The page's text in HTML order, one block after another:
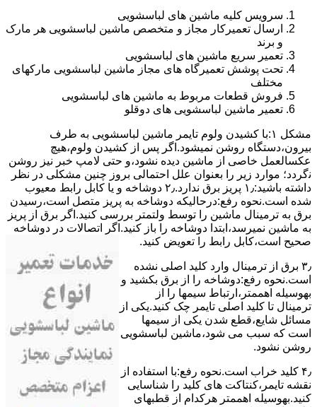
سرویس کلیه ماشین های لباسشویی
ارسال تعمیرکار مجاز و متخصص ماشین لباسشویی هر مارک
و برند
تعمیر سریع ماشین های لباسشویی
تحت پوشش تعمیرگاه های مجاز ماشین لباسشویی مارکهای
مختلف
فروش قطعات مربوط به ماشین های لباسشویی
تعمیر ماشین لباسشویی های دوقلو
مشکل ۱:ﺑﺎ ﮐﺸﯿﺪن وﻟﻮم ﺗﺎﯾﻤﺮ ماشین لباسشویی به طرف
ﺑﯿﺮون،دستگاه روﺷﻦ نمیشود.اﮔﺮ ﭘﺲ از ﮐﺸﯿﺪن وﻟﻮم،ﻫﯿﭻ
عکسالعمل ﺧﺎﺻﯽ از ﻣﺎﺷﯿﻦ دﯾﺪه نشود،و حتی ﻻﻣﭗ ﺧﺒﺮ ﻧﯿﺰ روﺷﻦ
ﻧگردد؛ موارد زیر را بعنوان ﻋﻠﻞ احتمالی بروز چنین مشکلی در نظر
داشته باشید:۱٫ ﭘﺮﯾﺰ ﺑﺮق ﻧﺪارد.۲٫ دوﺷﺎﺧﻪ و ﯾﺎ ﮐﺎﺑﻞ راﺑﻂ ﻣﻌﯿﻮب
ﺷﺪه است.نحوه رفع:درحالیکه دوﺷﺎﺧﻪ ﺑﻪ ﭘﺮﯾﺰ ﻣﺘﺼﻞ اﺳﺖ،رﺳﯿﺪن
ﺑﺮق ﺑﻪ ﺗﺮﻣﯿﻨﺎل ﻣﺎﺷﯿﻦ را ﺗﻮﺳﻂ ولتمتر بررسی ﮐﻨﯿﺪ.اﮔﺮ ﺑﺮق از ﭘﺮﯾﺰ
ﺑﻪ ﻣﺎﺷﯿﻦ نمیرسد،اﺑﺘﺪا دوشاخه را باز کنید.اﮔﺮ اﺗﺼﺎﻻت در دوشاخه
ﺻﺤﯿﺢ اﺳﺖ،ﮐﺎﺑﻞ راﺑﻂ را ﺗﻌﻮﯾﺾ کنید.
۳٫ ﺑﺮق از ﺗﺮﻣﯿﻨﺎل وارد ﮐﻠﯿﺪ اﺻﻠﯽ ﻧﺸﺪه
است.نحوه رﻓﻊ:دوشاخه را از ﺑﺮق بکشید و
بهوسیله اهممتر،ارﺗﺒﺎط سیمها را از
ﺗﺮﻣﯿﻨﺎل ﺗﺎ ﮐﻠﯿﺪ اﺻﻠﯽ ﺗﺎﯾﻤﺮ چک کنید.یکی از
مسائل شایع،ﻗﻄﻊ شدن ﯾﮑﯽ از سیمها
است که سبب می شود،ﻣﺎﺷﯿﻦ لباسشویی
روﺷﻦ نشود.
۴٫ ﮐﻠﯿﺪ ﺧﺮاب اﺳﺖ.نحوه رفع:ﺑﺎ اﺳﺘﻔﺎده از
ﻧﻘﺸﻪ ﺗﺎﯾﻤﺮ،ﮐﻨﺘﺎﮐﺖ ﻫﺎی ﮐﻠﯿﺪ را ﺷﻨﺎﺳﺎﯾﯽ
کنید.بهوسیله اهممتر هرکدام از قطبهای